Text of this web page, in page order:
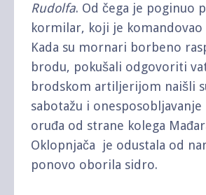
Rudolfa. Od čega je poginuo
kormilar, koji je
Kada su mornari borbeno
brodu, pokušali odgovoriti
brodskom artiljerijom naišli
sabotažu i
oruđa od strane kolega
Oklopnjača je odustala od
ponovo oborila sidro.